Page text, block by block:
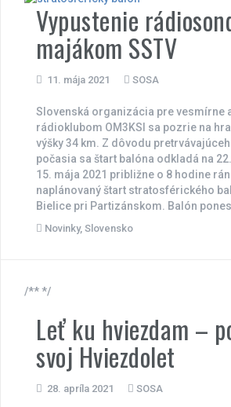
Vypustenie
majákom SSTV
11. mája 2021 SOSA
Slovenská organizácia pre vesmírne
rádioklubom OM3KSI sa pozrie na
výšky 34 km. Z dôvodu
počasia sa štart balóna odkladá na
15. mája 2021 približne o 8 hodine
naplánovaný štart stratosférického
Bielice pri Partizánskom. Balón
Novinky, Slovensko
/** */
Leť ku hviezdam –
svoj Hviezdolet
28. apríla 2021 SOSA